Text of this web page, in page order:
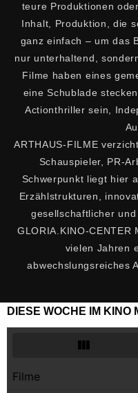
teure Produktionen
Inhalt, Produktion, die
ganz einfach – um das
nur unterhaltend,
Filme haben eines
eine Schublade
Actionthriller sein,
ARTHAUS-FILME
Schauspieler, PR-
Schwerpunkt liegt hier
Erzählstrukturen,
gesellschaftlicher
GLORIA.KINO-
vielen Jahren
abwechslungsreiches
DIESE WOCHE IM KINO